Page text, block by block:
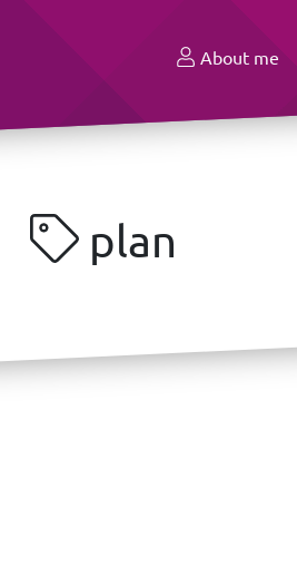
About me
plan